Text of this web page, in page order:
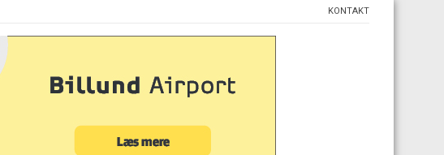
KONTAKT